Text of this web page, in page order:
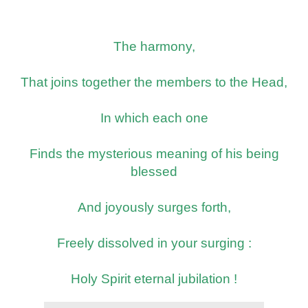
The harmony,
That joins together the members to the Head,
In which each one
Finds the mysterious meaning of his being
blessed
And joyously surges forth,
Freely dissolved in your surging :
Holy Spirit eternal jubilation !